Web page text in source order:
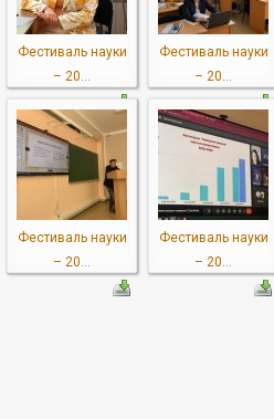
Фестиваль науки
– 20...
Фестиваль науки
– 20...
Фестиваль науки
– 20...
Фестиваль науки
– 20...